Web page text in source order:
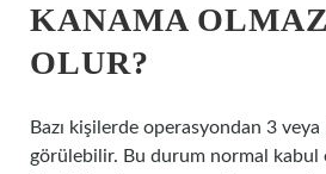
KANAMA
OLUR?
Bazı kişilerde operasyondan 3
görülebilir. Bu durum normal kabul